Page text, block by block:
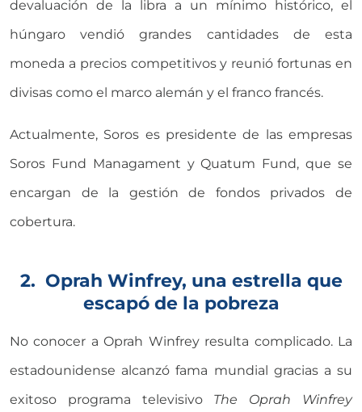
devaluación de la libra a un mínimo histórico, el
húngaro vendió grandes cantidades de esta
moneda a precios competitivos y reunió fortunas en
divisas como el marco alemán y el franco francés.
Actualmente, Soros es presidente de las empresas
Soros Fund Managament y Quatum Fund, que se
encargan de la gestión de fondos privados de
cobertura.
2. Oprah Winfrey, una estrella que
escapó de la pobreza
No conocer a Oprah Winfrey resulta complicado. La
estadounidense alcanzó fama mundial gracias a su
exitoso programa televisivo The Oprah Winfrey